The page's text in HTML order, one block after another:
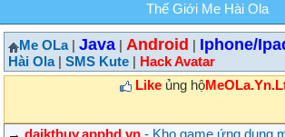
Thế Giới Me Hài Ola
Me OLa| Java Android Iphone/
Hài Ola| SMS Kute
Hack Avatar
Likeủng hộ
→ daikthuy.apphd.vn - Kho game ứng dụng